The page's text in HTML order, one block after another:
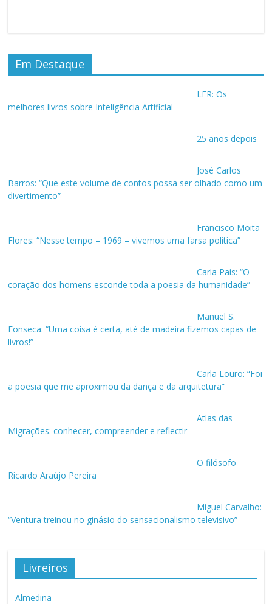
Em Destaque
LER: Os
melhores livros sobre Inteligência Artificial
25 anos depois
José Carlos
Barros: “Que este volume de contos possa ser olhado como um
divertimento”
Francisco Moita
Flores: “Nesse tempo – 1969 – vivemos uma farsa política”
Carla Pais: “O
coração dos homens esconde toda a poesia da humanidade”
Manuel S.
Fonseca: “Uma coisa é certa, até de madeira fizemos capas de
livros!”
Carla Louro: “Foi
a poesia que me aproximou da dança e da arquitetura”
Atlas das
Migrações: conhecer, compreender e reflectir
O filósofo
Ricardo Araújo Pereira
Miguel Carvalho:
“Ventura treinou no ginásio do sensacionalismo televisivo”
Livreiros
Almedina